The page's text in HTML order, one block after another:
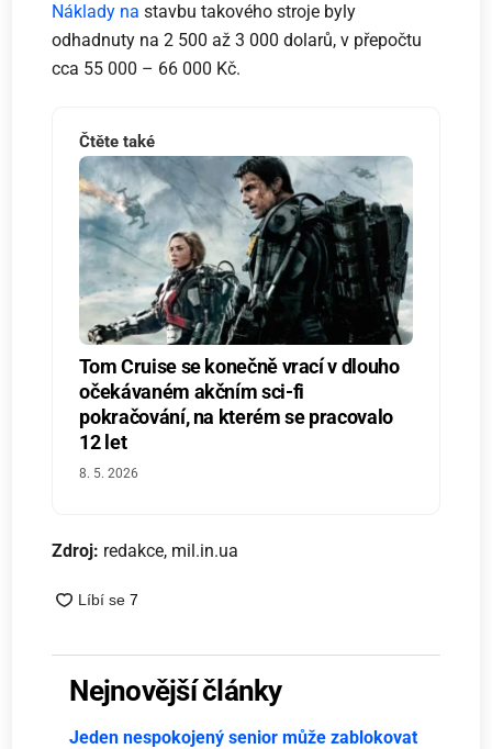
Náklady na stavbu takového stroje byly
odhadnuty na 2 500 až 3 000 dolarů, v přepočtu
cca 55 000 – 66 000 Kč.
Čtěte také
Tom Cruise se konečně vrací v dlouho
očekávaném akčním sci-fi
pokračování, na kterém se pracovalo
12 let
8. 5. 2026
Zdroj: redakce, mil.in.ua
Nejnovější články
Jeden nespokojený senior může zablokovat